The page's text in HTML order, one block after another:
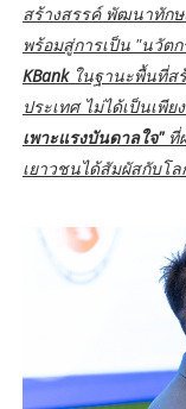
สร้างสรรค์ พัฒนาทักษ
พร้อมสู่การเป็น "นวัต
KBankในฐานะพื้นที่ส
ประเทศ ไม่ได้เป็นเพี
เพาะแรงบันดาลใจ" ที่
เยาวชนได้สัมผัสกับโ